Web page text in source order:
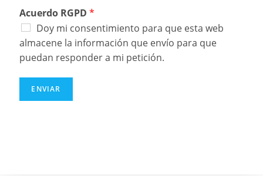
Acuerdo RGPD*
Doy mi consentimiento para que esta web
almacene la información que envío para que
puedan responder a mi petición.
ENVIAR